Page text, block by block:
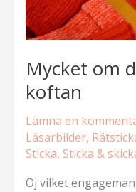
Mycket om
koftan
Lämna en
Läsarbilder,
Sticka, Sticka &
Oj vilket